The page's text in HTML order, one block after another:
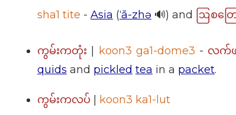
sha1 tite - Asia (ˈā-zhə 🔊) and ဩစတြ
ကွမ်းကတုံး | koon3 ga1-dome3 - လက်
quids and pickled tea in a packet.
ကွမ်းကလပ် | koon3 ka1-lut